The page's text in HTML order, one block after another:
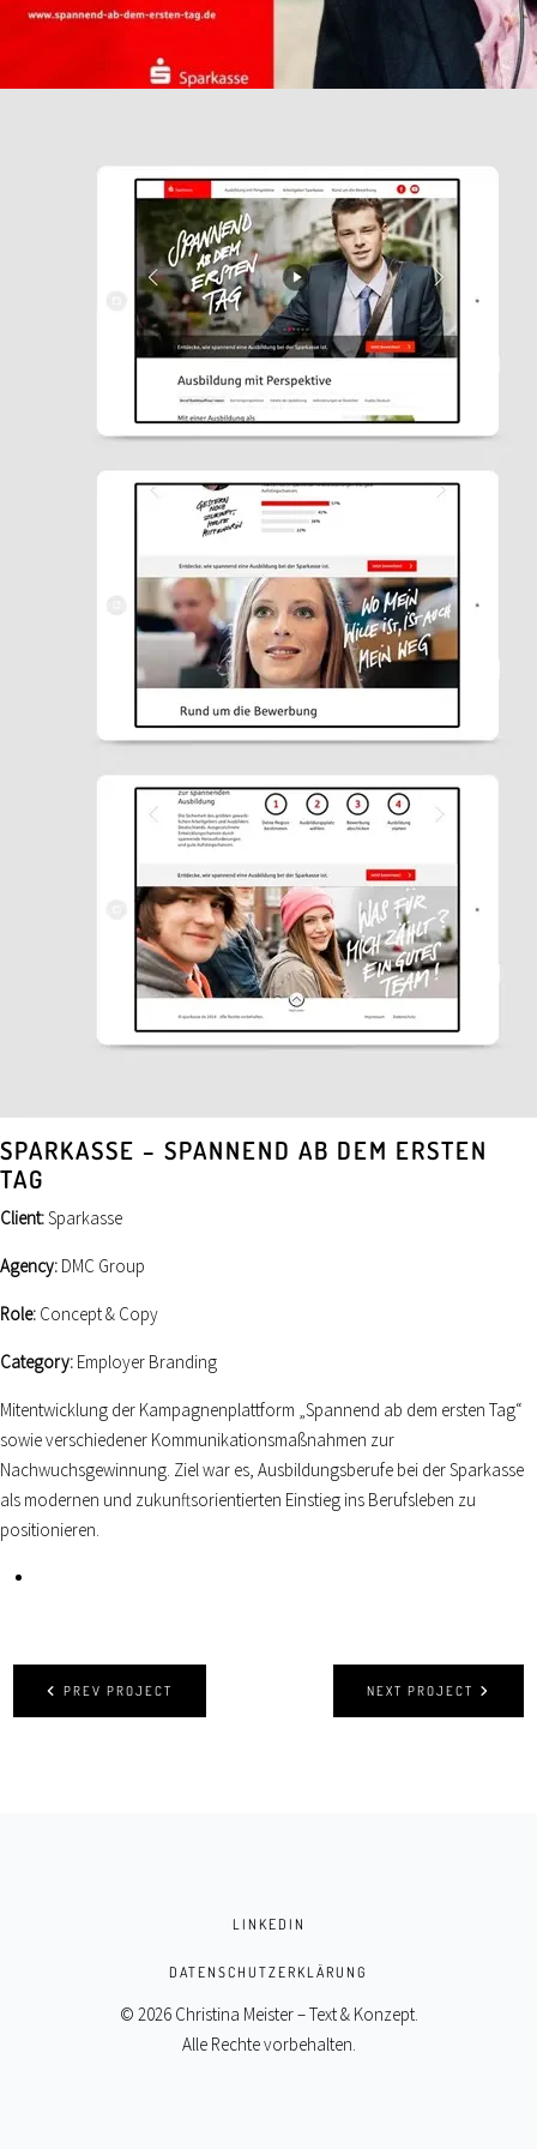
SPARKASSE – SPANNEND AB DEM ERSTEN
TAG
Client:Sparkasse
Agency: DMC Group
Role: Concept & Copy
Category: Employer Branding
Mitentwicklung der Kampagnenplattform „Spannend ab dem ersten Tag“
sowie verschiedener Kommunikationsmaßnahmen zur
Nachwuchsgewinnung. Ziel war es, Ausbildungsberufe bei der Sparkasse
als modernen und zukunftsorientierten Einstieg ins Berufsleben zu
positionieren.
NEXT PROJECT
PREV PROJECT
LINKEDIN
DATENSCHUTZERKLÄRUNG
© 2026 Christina Meister – Text & Konzept.
Alle Rechte vorbehalten.